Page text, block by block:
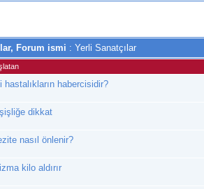
Forum ismi : Yerli Sanatçılar
hastalıkların habercisidir?
dikkat
nasıl önlenir?
kilo aldırır